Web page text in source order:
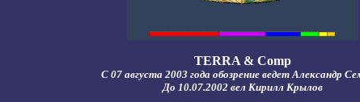
TERRA & Comp
С 07 августа 2003 года обозрение ведет Александр
До 10.07.2002 вел Кирилл Крылов